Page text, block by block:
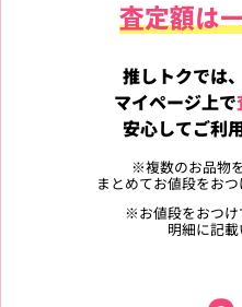
査定額は
推しトクでは
マイページ上で
安心してご利
※複数のお品物
まとめてお値段をお
※お値段をおつけ
明細に記載